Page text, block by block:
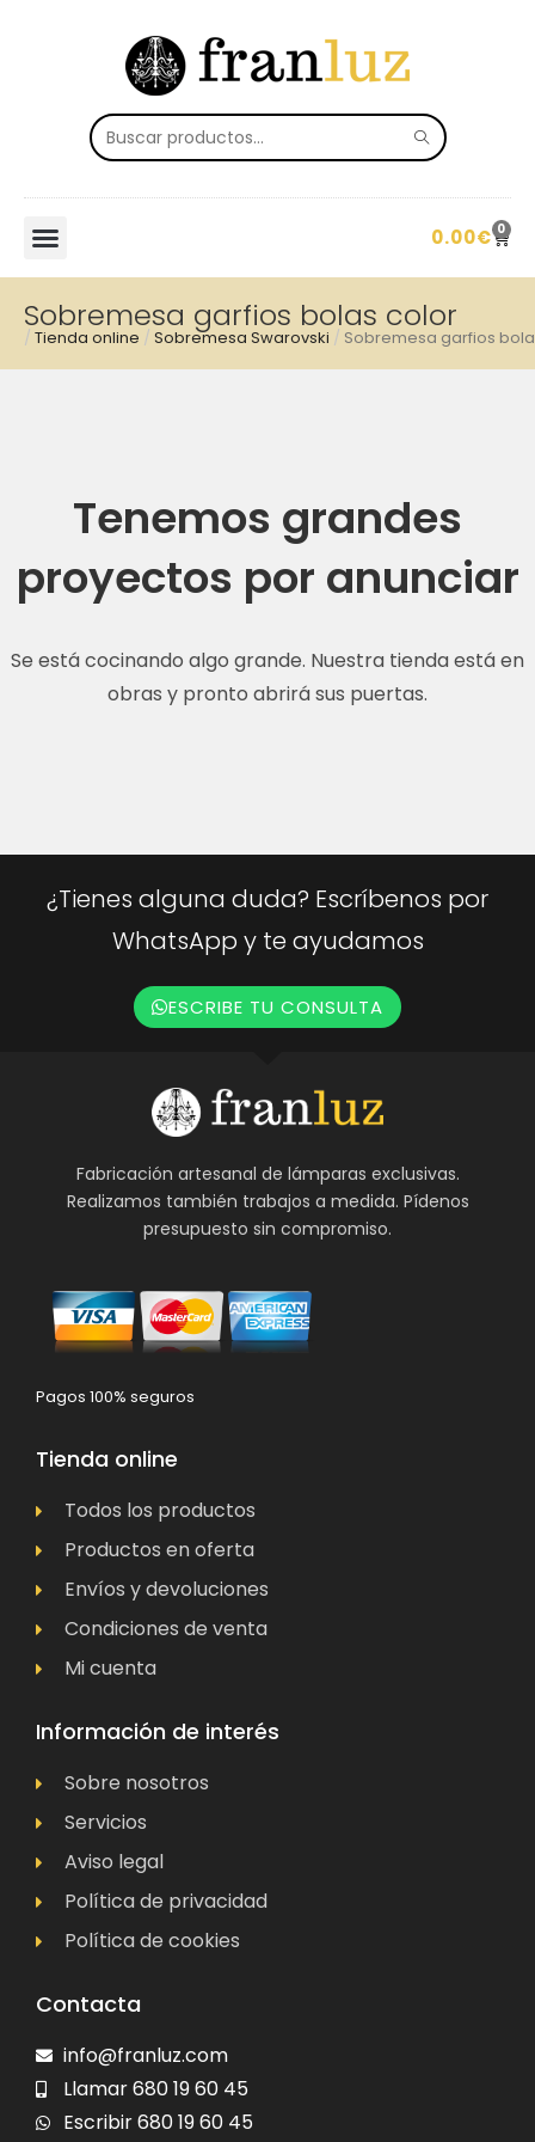
0.00€ 0
Sobremesa garfios bolas color
/ Tienda online / Sobremesa Swarovski / Sobremesa garfios
Tenemos grandes
proyectos por anunciar
Se está cocinando algo grande. Nuestra tienda está en
obras y pronto abrirá sus puertas.
¿Tienes alguna duda? Escríbenos por
WhatsApp y te ayudamos
ESCRIBE TU CONSULTA
Fabricación artesanal de lámparas exclusivas.
Realizamos también trabajos a medida. Pídenos
presupuesto sin compromiso.
Pagos 100% seguros
Tienda online
Todos los productos
Productos en oferta
Envíos y devoluciones
Condiciones de venta
Mi cuenta
Información de interés
Sobre nosotros
Servicios
Aviso legal
Política de privacidad
Política de cookies
Contacta
info@franluz.com
Llamar 680 19 60 45
Escribir 680 19 60 45